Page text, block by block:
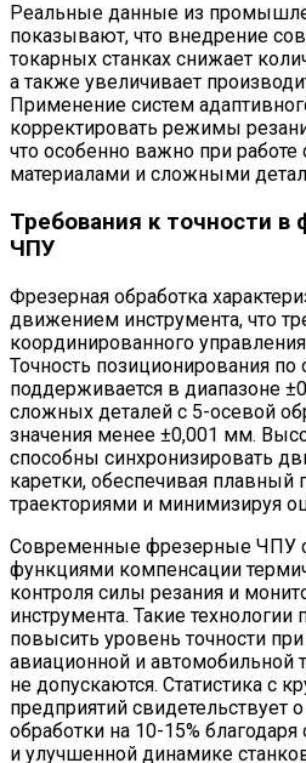
Реальные данные из
показывают, что внедрение
токарных станках снижает
а также увеличивает
Применение систем
корректировать режимы
что особенно важно при
материалами и сложными
Требования к точности в
ЧПУ
Фрезерная обработка
движением инструмента, что
координированного
Точность позиционирования по
поддерживается в диапазоне
сложных деталей с 5-осевой
значения менее ±0,001 мм.
способны синхронизировать
каретки, обеспечивая
траекториями и минимизируя
Современные фрезерные ЧПУ
функциями компенсации
контроля силы резания и
инструмента. Такие
повысить уровень точности
авиационной и автомобильной
не допускаются. Статистика с
предприятий свидетельствует
обработки на 10-15%
и улучшенной динамике